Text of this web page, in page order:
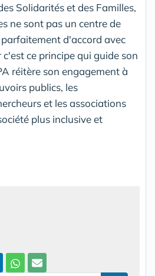
Solidarités et des Familles,
ne sont pas un centre de
d'accord avec
ce principe qui guide son
réitère son engagement à
publics, les
et les associations
plus inclusive et